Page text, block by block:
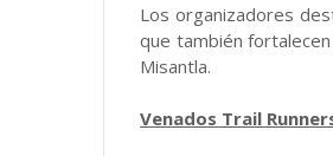
Los organizadores
que también
Misantla.
Venados Trail